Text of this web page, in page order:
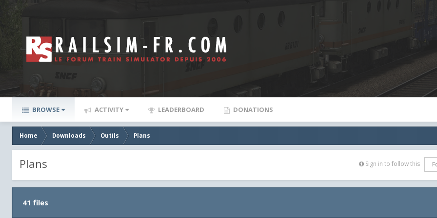
BROWSE ACTIVITY LEADERBOARD DONATIONS
Home Downloads Outils Plans
Plans Sign in to follow this
41 files